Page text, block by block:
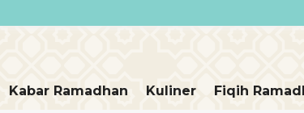
Kabar Ramadhan Kuliner Fiqih